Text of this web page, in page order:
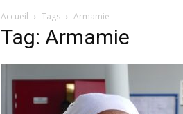
Accueil Tags Armamie
Tag: Armamie